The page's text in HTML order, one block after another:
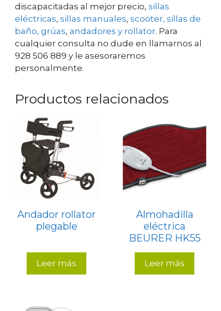
discapacitadas al mejor precio, sillas
eléctricas, sillas manuales, scooter, sillas de
baño, grúas, andadores y rollator. Para
cualquier consulta no dude en llamarnos al
928 506 889 y le asesoraremos
personalmente.
Productos relacionados
Andador rollator
plegable
Leer más
Almohadilla
eléctrica
BEURER HK55
Leer más